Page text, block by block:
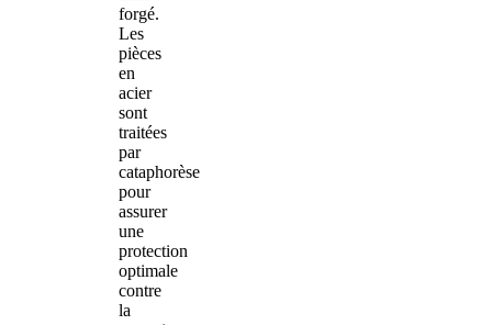
forgé.
Les
pièces
en
acier
sont
traitées
par
cataphorèse
pour
assurer
une
protection
optimale
contre
la